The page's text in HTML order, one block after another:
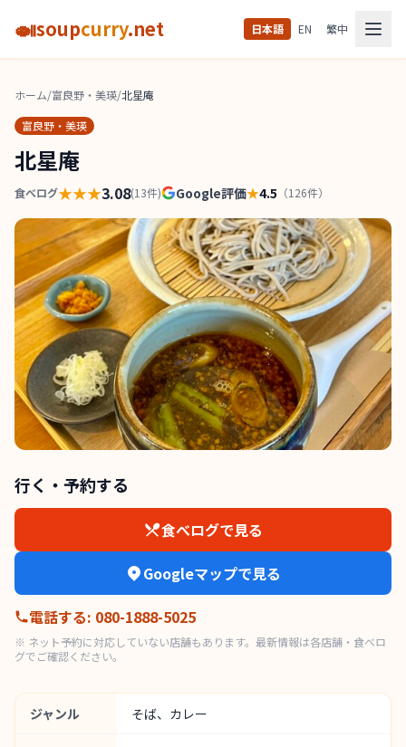
🍛soupcurry.net 日本語 EN 繁中
ホーム/富良野・美瑛/北星庵
富良野・美瑛
北星庵
食べログ★★★3.08(13件) Google評価★4.5 （126件）
行く・予約する
食べログで見る
Googleマップで見る
電話する: 080-1888-5025
※ ネット予約に対応していない店舗もあります。最新情報は各店舗・食べロ
グでご確認ください。
ジャンル そば、カレー